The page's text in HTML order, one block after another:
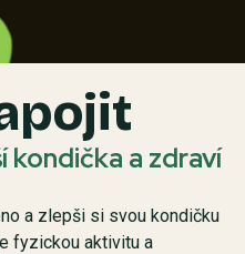
kondička a zdraví
a zlepši si svou kondičku
fyzickou aktivitu a